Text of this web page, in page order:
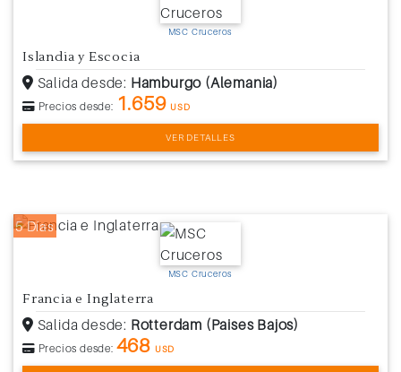
MSC Cruceros
Islandia y Escocia
Salida desde: Hamburgo (Alemania)
Precios desde: 1.659 USD
VER DETALLES
5 Días
MSC Cruceros
Francia e Inglaterra
Salida desde: Rotterdam (Paises Bajos)
Precios desde: 468 USD